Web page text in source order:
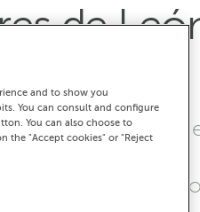
de
fronte á situación
e ABANCA
and to show you
You can consult and configure
You can also choose to
the "Accept cookies" or "Reject